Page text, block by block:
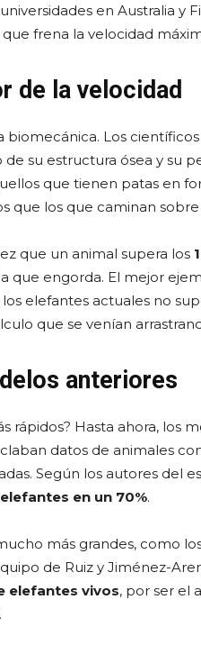
en Australia y
frena la velocidad
de la velocidad
biomecánica. Los
su estructura ósea y su
que tienen patas en
los que caminan sobre
que un animal supera los
que engorda. El mejor
elefantes actuales no
que se venían
anteriores
rápidos? Hasta ahora, los
datos de animales
Según los autores del
en un 70%.
más grandes, como
de Ruiz y Jiménez-
elefantes vivos, por ser el